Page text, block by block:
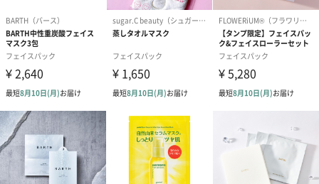
たるんで垂れ下がった肌を赤ちゃんのようなハリ肌に導くエイジ
ングケア*4マスクです。5つのこだわり成分※でお肌をもちもち
に。さらに天然オイル成分配合で保湿効果があります。ミルクタ
イプなので、夜におすすめです。天然コットンシートでしっかり
※アセチルヘキサペプチド-8*2、エーデルワイスカルス培養エキ
ス*3、トリペプチド-1銅*1、トコフェロール*1、アミノ酸複合体
*1
*1整肌成分 *2保湿成分 *3ダイサンチク水（整肌成分） *4年